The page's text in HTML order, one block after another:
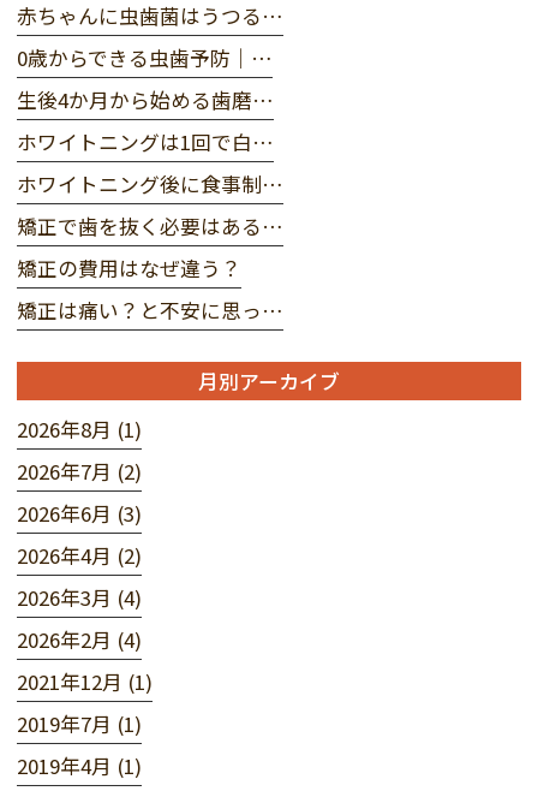
赤ちゃんに虫歯菌はうつる…
0歳からできる虫歯予防｜…
生後4か月から始める歯磨…
ホワイトニングは1回で白…
ホワイトニング後に食事制…
矯正で歯を抜く必要はある…
矯正の費用はなぜ違う？
矯正は痛い？と不安に思っ…
月別アーカイブ
2026年8月 (1)
2026年7月 (2)
2026年6月 (3)
2026年4月 (2)
2026年3月 (4)
2026年2月 (4)
2021年12月 (1)
2019年7月 (1)
2019年4月 (1)